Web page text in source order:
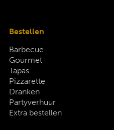
Bestellen
Barbecue
Gourmet
Tapas
Pizzarette
Dranken
Partyverhuur
Extra bestellen